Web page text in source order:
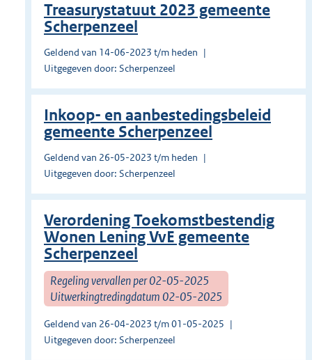
Treasurystatuut 2023 gemeente
Scherpenzeel
Geldend van 14-06-2023 t/m heden
Uitgegeven door: Scherpenzeel
Inkoop- en aanbestedingsbeleid
gemeente Scherpenzeel
Geldend van 26-05-2023 t/m heden
Uitgegeven door: Scherpenzeel
Verordening Toekomstbestendig
Wonen Lening VvE gemeente
Scherpenzeel
Regeling vervallen per 02-05-2025
Uitwerkingtredingdatum 02-05-2025
Geldend van 26-04-2023 t/m 01-05-2025
Uitgegeven door: Scherpenzeel